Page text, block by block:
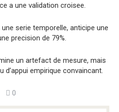
a une validation croisee.
serie temporelle, anticipe une
precision de 79%.
un artefact de mesure, mais
d’appui empirique convaincant.
0